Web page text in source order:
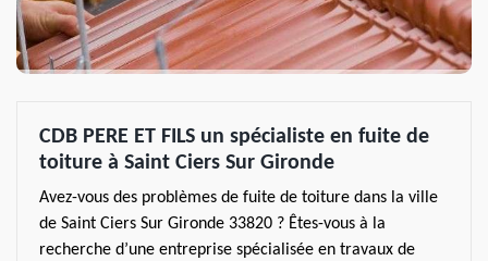
CDB PERE ET FILS un spécialiste en fuite de
toiture à Saint Ciers Sur Gironde
Avez-vous des problèmes de fuite de toiture dans la ville
de Saint Ciers Sur Gironde 33820 ? Êtes-vous à la
recherche d’une entreprise spécialisée en travaux de